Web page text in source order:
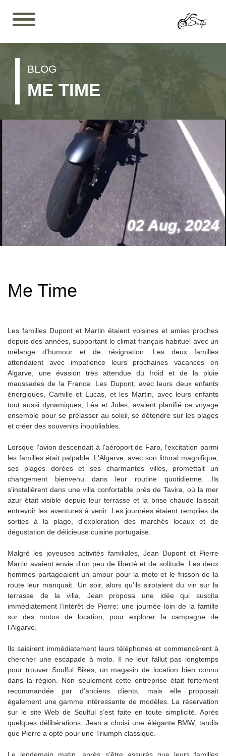
BLOG
ME TIME
02 Aug, 2024
Me Time
Les familles Dupont et Martin étaient voisines et amies proches
depuis des années, supportant le climat français habituel avec un
mélange d'humour et de résignation. Les deux familles
attendaient avec impatience leurs prochaines vacances en
Algarve, une évasion très attendue du froid et de la pluie
maussades de la France. Les Dupont, avec leurs deux enfants
énergiques, Camille et Lucas, et les Martin, avec leurs enfants
tout aussi dynamiques, Léa et Jules, avaient planifié ce voyage
ensemble pour se prélasser au soleil, se détendre sur les plages
et créer des souvenirs inoubliables.
Lorsque l'avion descendait à l'aéroport de Faro, l'excitation parmi
les familles était palpable. L'Algarve, avec son littoral magnifique,
ses plages dorées et ses charmantes villes, promettait un
changement bienvenu dans leur routine quotidienne. Ils
s'installèrent dans une villa confortable près de Tavira, où la mer
azur était visible depuis leur terrasse et la brise chaude laissait
entrevoir les aventures à venir. Les journées étaient remplies de
sorties à la plage, d'exploration des marchés locaux et de
dégustation de délicieuse cuisine portugaise.
Malgré les joyeuses activités familiales, Jean Dupont et Pierre
Martin avaient envie d’un peu de liberté et de solitude. Les deux
hommes partageaient un amour pour la moto et le frisson de la
route leur manquait. Un soir, alors qu’ils sirotaient du vin sur la
terrasse de la villa, Jean proposa une idée qui suscita
immédiatement l’intérêt de Pierre: une journée loin de la famille
sur des motos de location, pour explorer la campagne de
l’Algarve.
Ils saisirent immédiatement leurs téléphones et commencèrent à
chercher une escapade à moto. Il ne leur fallut pas longtemps
pour trouver Soulful Bikes, un magasin de location bien connu
dans la région. Non seulement cette entreprise était fortement
recommandée par d’anciens clients, mais elle proposait
également une gamme intéressante de modèles. La réservation
sur le site Web de Soulful s’est faite en toute simplicité. Après
quelques délibérations, Jean a choisi une élégante BMW, tandis
que Pierre a opté pour une Triumph classique.